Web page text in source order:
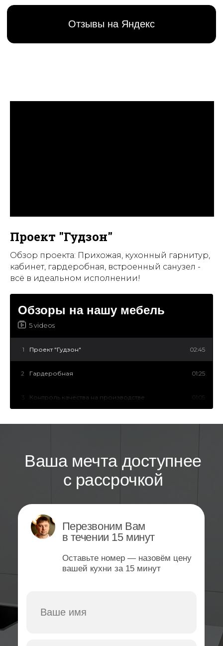
Обзоры на нашу мебель
5 videos
1 Проект "Гудзон" 02:45
2 Гардеробная 01:25
3 Контроль качества на производстве 01:05
Проект "Гудзон"
Обзор проекта: Прихожая, кухонный гарнитур,
кабинет, гардеробная, встроенный санузел -
всё в идеальном исполнении!